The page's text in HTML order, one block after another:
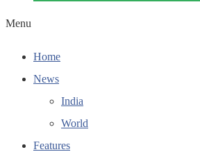
Menu
Home
News
India
World
Features